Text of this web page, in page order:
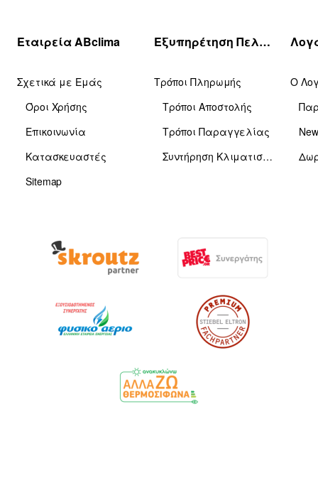
Εταιρεία ABclima
Σχετικά με Εμάς
Όροι Χρήσης
Επικοινωνία
Κατασκευαστές
Sitemap
Εξυπηρέτηση Πελατών
Τρόποι Πληρωμής
Τρόποι Αποστολής
Τρόποι Παραγγελίας
Συντήρηση Κλιματιστικών
Ο